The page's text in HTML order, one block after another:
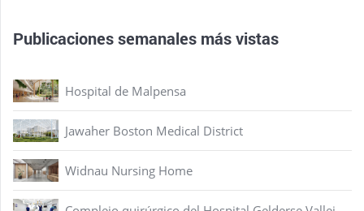
Publicaciones semanales más vistas
Hospital de Malpensa
Jawaher Boston Medical District
Widnau Nursing Home